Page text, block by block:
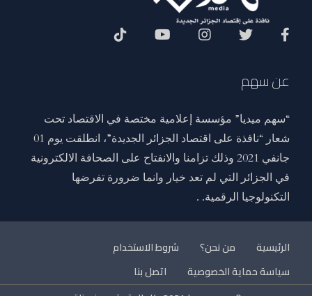
عن سهم
“سهم ميديا” مؤسسة إعلامية مختصة في الاقتصاد تحت
شعار “نافذة على اقتصاد الجزائر الجديدة”، انطلقت يوم 01
جانفي 2021 وذلك تزامنا والانفتاح على الصحافة الالكترونية
في الجزائر التي لم تعد خيار وانما ضرورة تفرضها
التكنولوجيا الرقمية. .
الرئيسية من نحن؟
شروط الاستخدام
سياسة حماية الخصوصية
اتصل بنا